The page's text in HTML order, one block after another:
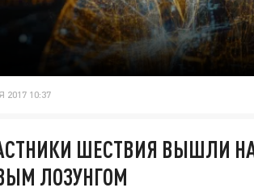
2017 10:37
ШЕСТВИЯ ВЫШЛИ
ЛОЗУНГОМ